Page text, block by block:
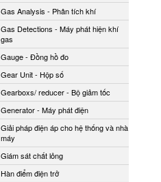
Gas Analysis - Phân tích khí
Gas Detections - Máy phát hiện khí
gas
Gauge - Đồng hồ đo
Gear Unit - Hộp số
Gearboxs/ reducer - Bộ giảm tốc
Generator - Máy phát điện
Giải pháp điện áp cho hệ thống và nhà
máy
Giám sát chất lỏng
Hàn điểm điện trở